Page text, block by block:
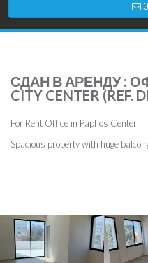
СДАН В АРЕНДУ :
CITY CENTER (REF.
For Rent Office in Paphos Center
Spacious property with huge